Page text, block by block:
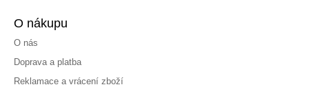
O nákupu
O nás
Doprava a platba
Reklamace a vrácení zboží